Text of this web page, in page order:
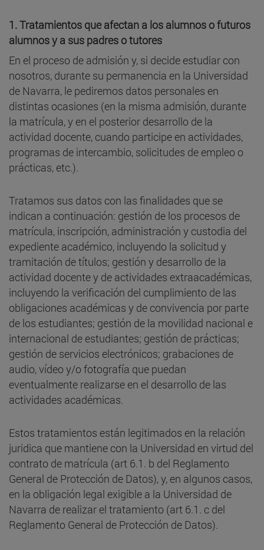
1.Tratamientos que afectan a los alumnos o futuros
alumnos y a sus padres o tutores
En el proceso de admisión y, si decide estudiar con
nosotros, durante su permanencia en la Universidad
de Navarra, le pediremos datos personales en
distintas ocasiones (en la misma admisión, durante
la matrícula, y en el posterior desarrollo de la
actividad docente, cuando participe en actividades,
programas de intercambio, solicitudes de empleo o
prácticas, etc.).
Tratamos sus datos con las finalidades que se
indican a continuación: gestión de los procesos de
matrícula, inscripción, administración y custodia del
expediente académico, incluyendo la solicitud y
tramitación de títulos; gestión y desarrollo de la
actividad docente y de actividades extraacadémicas,
incluyendo la verificación del cumplimiento de las
obligaciones académicas y de convivencia por parte
de los estudiantes; gestión de la movilidad nacional e
internacional de estudiantes; gestión de prácticas;
gestión de servicios electrónicos; grabaciones de
audio, vídeo y/o fotografía que puedan
eventualmente realizarse en el desarrollo de las
actividades académicas.
Estos tratamientos están legitimados en la relación
juridica que mantiene con la Universidad en virtud del
contrato de matrícula (art 6.1. b del Reglamento
General de Protección de Datos), y, en algunos casos,
en la obligación legal exigible a la Universidad de
Navarra de realizar el tratamiento (art 6.1. c del
Reglamento General de Protección de Datos).